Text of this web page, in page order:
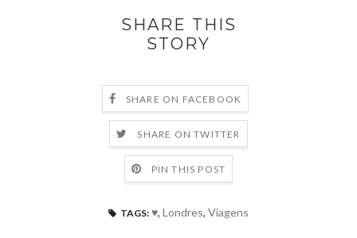
SHARE THIS
STORY
SHARE ON FACEBOOK
SHARE ON TWITTER
PIN THIS POST
TAGS: ♥, Londres, Viagens